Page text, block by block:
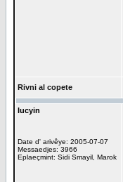
Rivni al copete
lucyin
Date d' arivêye: 2005-07-07
Messaedjes: 3966
Eplaeçmint: Sidi Smayil, Marok